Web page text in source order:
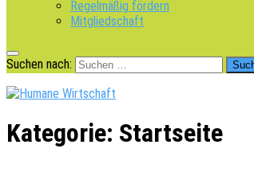
Regelmäßig fördern
Mitgliedschaft
Suchen nach:
Kategorie: Startseite